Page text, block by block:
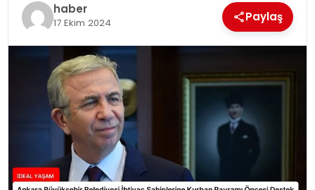
haber
17 Ekim 2024 Paylaş